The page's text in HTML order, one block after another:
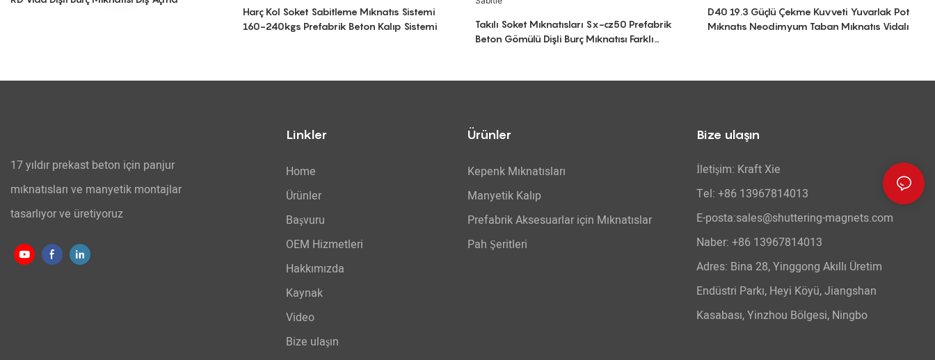
Harç Kol Soket Sabitleme Mıknatıs Sistemi
160-240kgs Prefabrik Beton Kalıp Sistemi
Takılı Soket Mıknatısları Sx-cz50 Prefabrik
Beton Gömülü Dişli Burç Mıknatısı Farklı
D40 19.3 Güçlü Çekme Kuvveti Yuvarlak Pot
Mıknatıs Neodimyum Taban Mıknatıs Vidalı
17 yıldır prekast beton için panjur
mıknatısları ve manyetik montajlar
tasarlıyor ve üretiyoruz
Linkler
Home
Ürünler
Başvuru
OEM Hizmetleri
Hakkımızda
Kaynak
Video
Bize ulaşın
Ürünler
Kepenk Mıknatısları
Manyetik Kalıp
Prefabrik Aksesuarlar için Mıknatıslar
Pah Şeritleri
Bize ulaşın
İletişim: Kraft Xie
Tel: +86 13967814013
E-posta:sales@shuttering-magnets.com
Naber: +86 13967814013
Adres: Bina 28, Yinggong Akıllı Üretim
Endüstri Parkı, Heyi Köyü, Jiangshan
Kasabası, Yinzhou Bölgesi, Ningbo